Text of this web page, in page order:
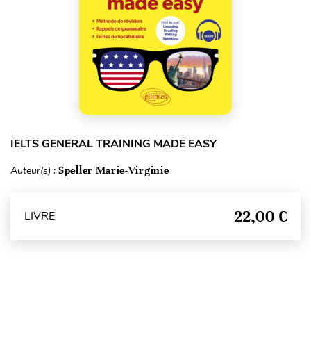
IELTS GENERAL TRAINING MADE EASY
Auteur(s) : Speller Marie-Virginie
LIVRE 22,00 €